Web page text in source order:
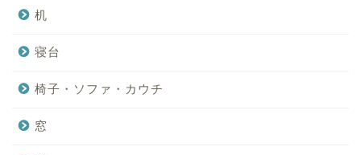
机
寝台
椅子・ソファ・カウチ
窓